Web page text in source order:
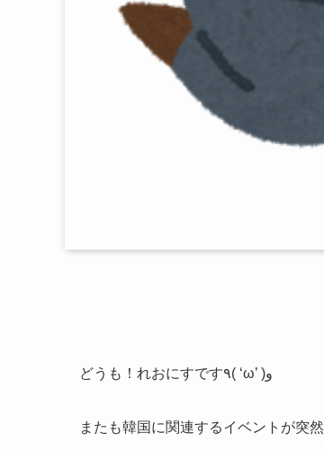
どうも！れおにすです٩( ‘ω’ )و
またも韓国に関連するイベントが突